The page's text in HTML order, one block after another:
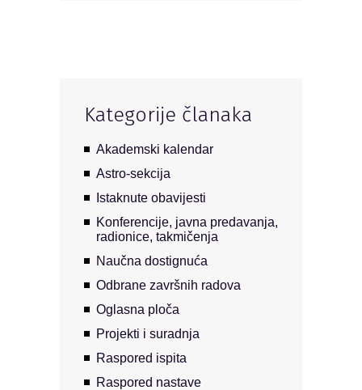
Kategorije članaka
Akademski kalendar
Astro-sekcija
Istaknute obavijesti
Konferencije, javna predavanja,
radionice, takmičenja
Naučna dostignuća
Odbrane završnih radova
Oglasna ploča
Projekti i suradnja
Raspored ispita
Raspored nastave